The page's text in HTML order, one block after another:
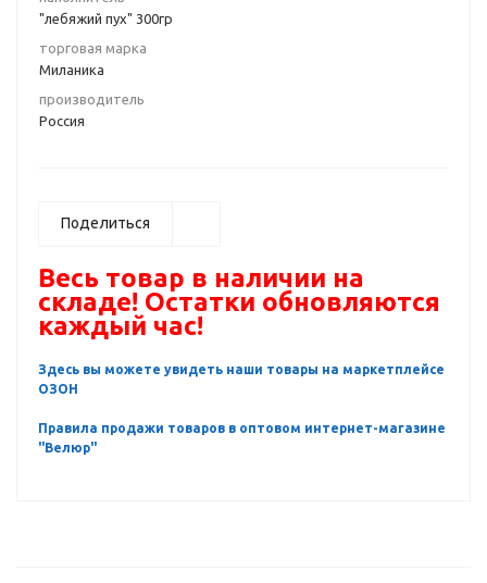
"лебяжий пух" 300гр
торговая марка
Миланика
производитель
Россия
Поделиться
Весь товар в наличии на
складе! Остатки обновляются
каждый час!
Здесь вы можете увидеть наши товары на маркетплейсе
ОЗОН
Правила продажи товаров в оптовом интернет-магазине
"Велюр"